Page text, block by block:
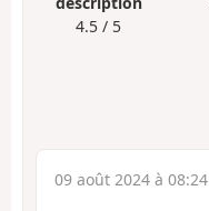
4.5 / 5
09 août 2024 à 08:24